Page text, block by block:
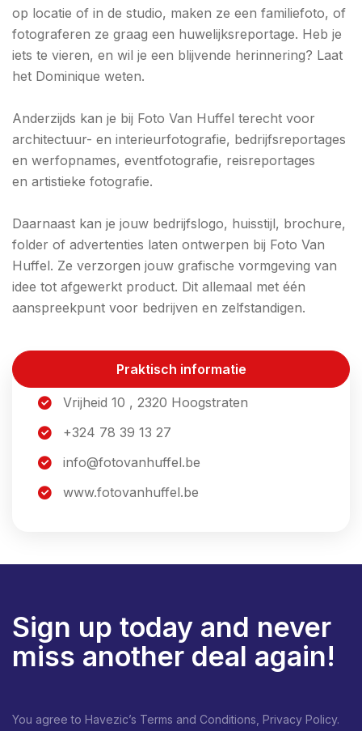
op locatie of in de studio, maken ze een familiefoto, of
fotograferen ze graag een huwelijksreportage. Heb je
iets te vieren, en wil je een blijvende herinnering? Laat
het Dominique weten.
Anderzijds kan je bij Foto Van Huffel terecht voor
architectuur- en interieurfotografie, bedrijfsreportages
en werfopnames, eventfotografie, reisreportages
en artistieke fotografie.
Daarnaast kan je jouw bedrijfslogo, huisstijl, brochure,
folder of advertenties laten ontwerpen bij Foto Van
Huffel. Ze verzorgen jouw grafische vormgeving van
idee tot afgewerkt product. Dit allemaal met één
aanspreekpunt voor bedrijven en zelfstandigen.
Praktisch informatie
Vrijheid 10 , 2320 Hoogstraten
+324 78 39 13 27
info@fotovanhuffel.be
www.fotovanhuffel.be
Sign up today and never
miss another deal again!
You agree to Havezic’s Terms and Conditions, Privacy Policy.